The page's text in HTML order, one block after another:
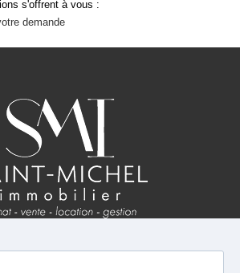
CLIENTS CERTIFIÉS
LOCATAIRES /
BAILLEURS
SOCIAUX
s'offrent à vous :
demande